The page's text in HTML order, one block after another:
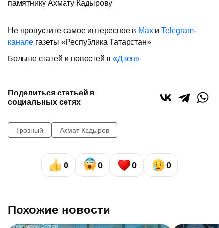
Не пропустите самое интересное в Max и Telegram-
канале газеты «Республика Татарстан»
Больше статей и новостей в «Дзен»
Поделиться статьей в
социальных сетях
Грозный Ахмат Кадыров
0 0 0 0
Похожие новости